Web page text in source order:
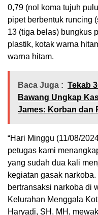
0,79 (nol koma tujuh
pipet berbentuk runcing
13 (tiga belas) bungkus
plastik, kotak warna
warna hitam.
Baca Juga : Tekab
Bawang Ungkap
James: Korban dan
“Hari Minggu (11/08/
petugas kami
yang sudah dua kali
kegiatan gasak
bertransaksi narkoba di
Kelurahan Menggala
Haryadi, SH, MH,